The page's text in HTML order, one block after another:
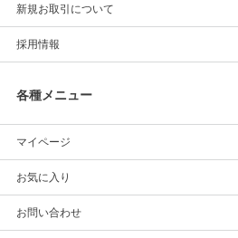
新規お取引について
採用情報
各種メニュー
マイページ
お気に入り
お問い合わせ